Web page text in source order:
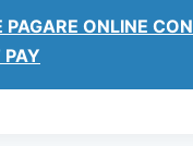
PAGARE ONLINE CON